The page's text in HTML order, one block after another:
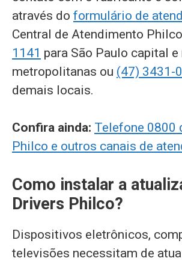
através do formulário de
Central de Atendimento Philco
1141 para São Paulo capital e
metropolitanas ou (47) 3431-
demais locais.
Confira ainda: Telefone 0800
Philco e outros canais de
Como instalar a
Drivers Philco?
Dispositivos eletrônicos,
televisões necessitam de